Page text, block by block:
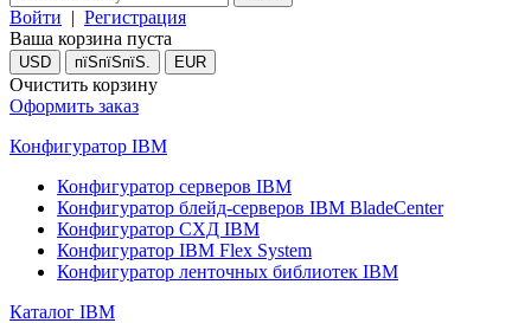
Войти | Регистрация
Ваша корзина пуста
USD пїЅпїЅпїЅ. EUR
Очистить корзину
Оформить заказ
Конфигуратор IBM
Конфигуратор серверов IBM
Конфигуратор блейд-серверов IBM BladeCenter
Конфигуратор СХД IBM
Конфигуратор IBM Flex System
Конфигуратор ленточных библиотек IBM
Каталог IBM